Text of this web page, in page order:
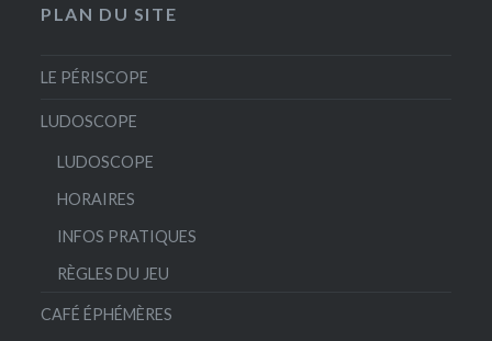
PLAN DU SITE
LE PÉRISCOPE
LUDOSCOPE
LUDOSCOPE
HORAIRES
INFOS PRATIQUES
RÈGLES DU JEU
CAFÉ ÉPHÉMÈRES